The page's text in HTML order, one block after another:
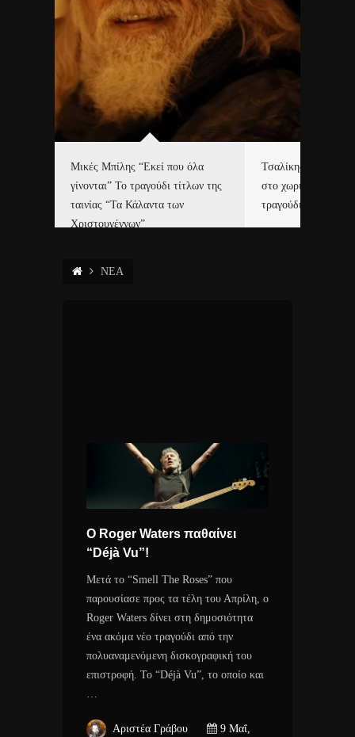
Μικές Μπίλης “Εκεί που όλα
γίνονται” Το τραγούδι τίτλων της
ταινίας “Τα Κάλαντα των
Χριστουγέννων”
Τσαλίκης,
στο χωριό του Άι
τραγούδι και video
ΝΕΑ
Ο Roger Waters παθαίνει
“Déjà Vu”!
Μετά το “Smell The Roses” που
παρουσίασε προς τα τέλη του Απρίλη, ο
Roger Waters δίνει στη δημοσιότητα
ένα ακόμα νέο τραγούδι από την
πολυαναμενόμενη δισκογραφική του
επιστροφή. Το “Déjà Vu”, το οποίο και
…
Αριστέα Γράβου
9 Μαΐ,